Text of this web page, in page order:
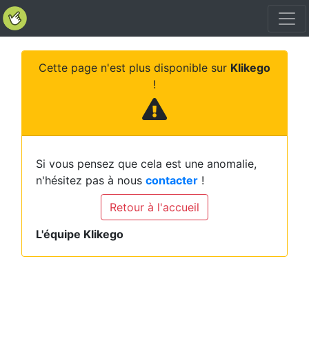
Cette page n'est plus disponible sur Klikego
!
Si vous pensez que cela est une anomalie,
n'hésitez pas à nous contacter !
Retour à l'accueil
L'équipe Klikego